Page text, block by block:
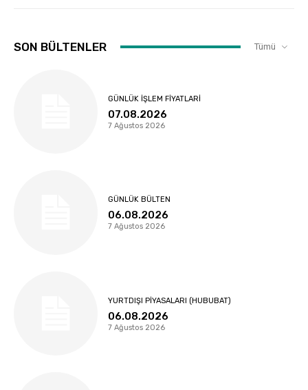
SON BÜLTENLER Tümü
GÜNLÜK İŞLEM FIYATLARI
07.08.2026
7 Ağustos 2026
GÜNLÜK BÜLTEN
06.08.2026
7 Ağustos 2026
YURTDIŞI PIYASALARI (HUBUBAT)
06.08.2026
7 Ağustos 2026